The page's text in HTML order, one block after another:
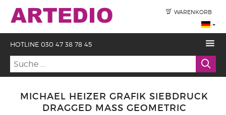
WARENKORB
HOTLINE 030 47 38 78 45
MICHAEL HEIZER GRAFIK SIEBDRUCK
DRAGGED MASS GEOMETRIC